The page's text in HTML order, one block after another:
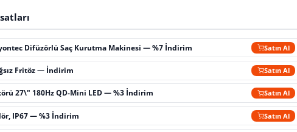
Difüzörlü Saç Kurutma Makinesi — %7 İndirim Satın Al
Fritöz — İndirim Satın Al
27\" 180Hz QD-Mini LED — %3 İndirim Satın Al
IP67 — %3 İndirim Satın Al